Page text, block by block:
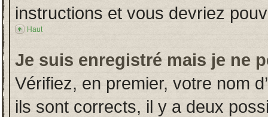
instructions et vous devriez
Haut
Je suis enregistré mais je ne
Vérifiez, en premier, votre nom
ils sont corrects, il y a deux